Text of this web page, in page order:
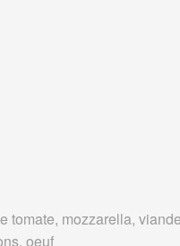
tomate, mozzarella,
oeuf